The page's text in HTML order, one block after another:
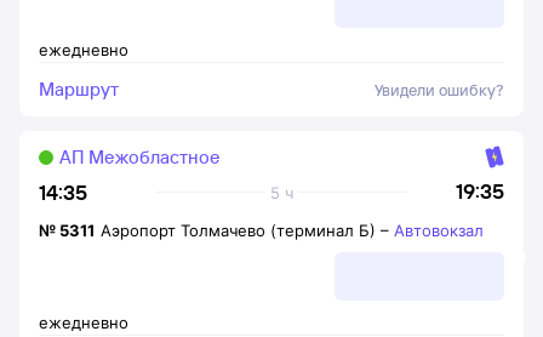
ежедневно
Маршрут Увидели ошибку?
14:35 19:35
5 ч
АП Межобластное
ежедневно
№ 5311 Аэропорт Толмачево (терминал Б) – Автовокзал